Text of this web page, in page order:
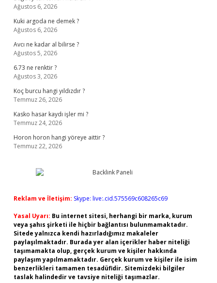
Ağustos 6, 2026
Kuki argoda ne demek ?
Ağustos 6, 2026
Avcı ne kadar al bilirse ?
Ağustos 5, 2026
6.73 ne renktir ?
Ağustos 3, 2026
Koç burcu hangi yıldızdır ?
Temmuz 26, 2026
Kasko hasar kaydı işler mi ?
Temmuz 24, 2026
Horon horon hangi yöreye aittir ?
Temmuz 22, 2026
Reklam ve İletişim: Skype: live:.cid.575569c608265c69
Yasal Uyarı: Bu internet sitesi, herhangi bir marka, kurum
veya şahıs şirketi ile hiçbir bağlantısı bulunmamaktadır.
Sitede yalnızca kendi hazırladığımız makaleler
paylaşılmaktadır. Burada yer alan içerikler haber niteliği
taşımamakta olup, gerçek kurum ve kişiler hakkında
paylaşım yapılmamaktadır. Gerçek kurum ve kişiler ile isim
benzerlikleri tamamen tesadüfidir. Sitemizdeki bilgiler
taslak halindedir ve tavsiye niteliği taşımazlar.